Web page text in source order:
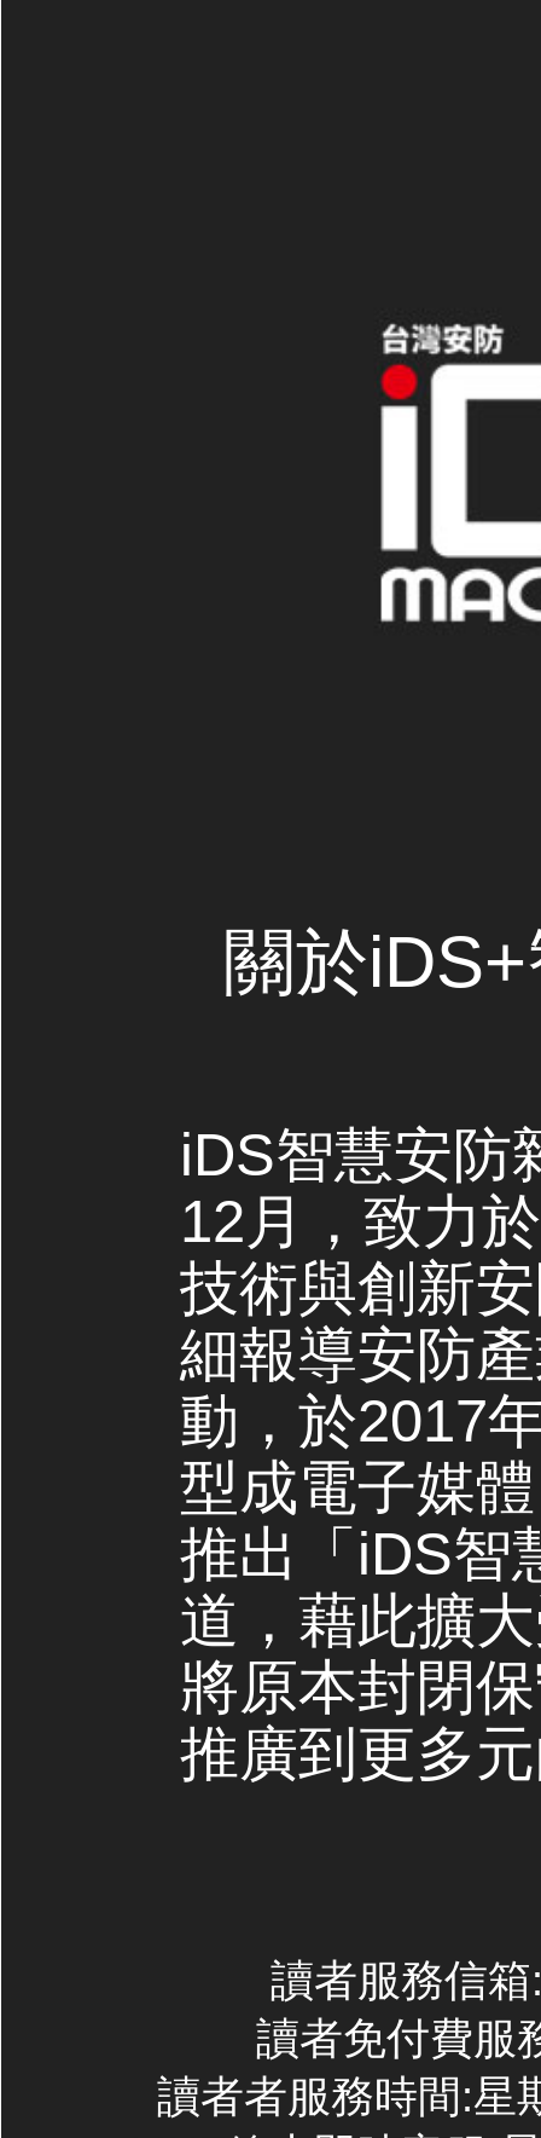
關於
iDS智慧安防
12月，致力
技術與創新
細報導安防
動，於2017
型成電子媒
推出「iDS智
道，藉此擴
將原本封閉
推廣到更多
讀者服務信
讀者免付費服
讀者者服務時間:星